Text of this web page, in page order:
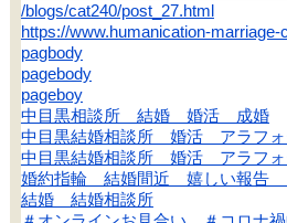
/blogs/cat240/post_27.html
https://www.humanication-
pagbody
pagebody
pageboy
中目黒相談所 結婚 婚活 成婚
中目黒結婚相談所 婚活 アラフ
中目黒結婚相談所 婚活 アラフ
婚約指輪 結婚間近 嬉しい報告
結婚 結婚相談所